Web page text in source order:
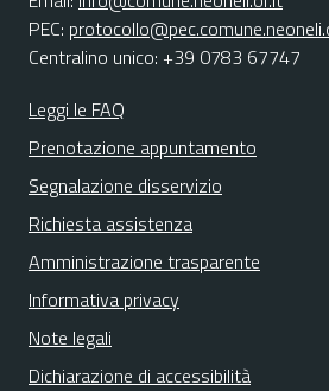
PEC:
Centralino unico: +39 0783 67747
Leggi le FAQ
Prenotazione appuntamento
Segnalazione disservizio
Richiesta assistenza
Amministrazione trasparente
Informativa privacy
Note legali
Dichiarazione di accessibilità